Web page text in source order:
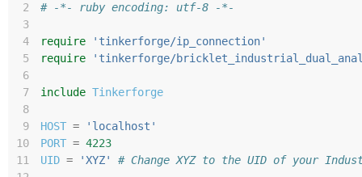
2
# -*- ruby encoding: utf-8 -*-
3
4
require
'tinkerforge/ip_connection'
5
require
'tinkerforge/
6
7
include Tinkerforge
8
9
HOST =
'localhost'
10
PORT = 4223
11
UID = 'XYZ'
# Change XYZ to the UID of your